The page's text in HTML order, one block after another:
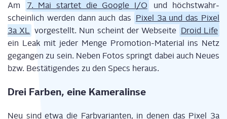
Am 7. Mai star­tet die Goog­le I/O
und höchst­wahr­
schein­lich wer­den dann auch das Pixel 3a und das Pixel
3a XL vor­ge­stellt. Nun scheint der Web­sei­te Droid Life
ein Leak mit jeder Men­ge Pro­mo­ti­on-Mate­ri­al ins Netz
gegan­gen zu sein. Neben Fotos springt dabei auch Neu­es
bzw. Bestä­ti­gen­des zu den Specs heraus.
Drei Far­ben, eine Kameralinse
Neu sind etwa die Farb­va­ri­an­ten, in denen das Pixel 3a